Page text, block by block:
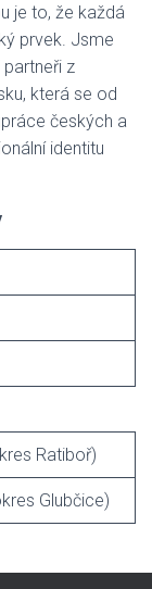
je to, že každá
prvek. Jsme
z
která se od
českých a
identitu
Ratiboř)
Glubčice)